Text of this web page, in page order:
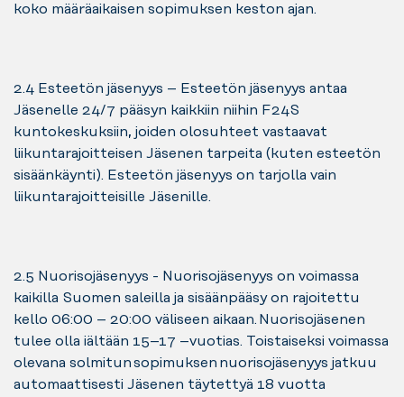
koko määräaikaisen sopimuksen keston ajan.
2.4 Esteetön jäsenyys – Esteetön jäsenyys antaa
Jäsenelle 24/7 pääsyn kaikkiin niihin F24S
kuntokeskuksiin, joiden olosuhteet vastaavat
liikuntarajoitteisen Jäsenen tarpeita (kuten esteetön
sisäänkäynti). Esteetön jäsenyys on tarjolla vain
liikuntarajoitteisille Jäsenille.
2.5 Nuorisojäsenyys - Nuorisojäsenyys on voimassa
kaikilla Suomen saleilla ja sisäänpääsy on rajoitettu
kello 06:00 – 20:00 väliseen aikaan. Nuorisojäsenen
tulee olla iältään 15–17 –vuotias. Toistaiseksi voimassa
olevana solmitun sopimuksen nuorisojäsenyys jatkuu
automaattisesti Jäsenen täytettyä 18 vuotta